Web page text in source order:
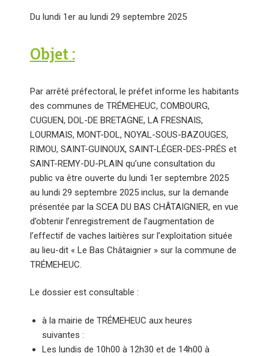
Du lundi 1er au lundi 29 septembre 2025
Objet :
Par arrêté préfectoral, le préfet informe les habitants
des communes de TRÉMEHEUC, COMBOURG,
CUGUEN, DOL-DE BRETAGNE, LA FRESNAIS,
LOURMAIS, MONT-DOL, NOYAL-SOUS-BAZOUGES,
RIMOU, SAINT-GUINOUX, SAINT-LÉGER-DES-PRÉS et
SAINT-REMY-DU-PLAIN qu’une consultation du
public va être ouverte du lundi 1er septembre 2025
au lundi 29 septembre 2025 inclus, sur la demande
présentée par la SCEA DU BAS CHÂTAIGNIER, en vue
d’obtenir l’enregistrement de l’augmentation de
l’effectif de vaches laitières sur l’exploitation située
au lieu-dit « Le Bas Châtaignier » sur la commune de
TRÉMEHEUC.
Le dossier est consultable :
à la mairie de TRÉMEHEUC aux heures
suivantes :
Les lundis de 10h00 à 12h30 et de 14h00 à